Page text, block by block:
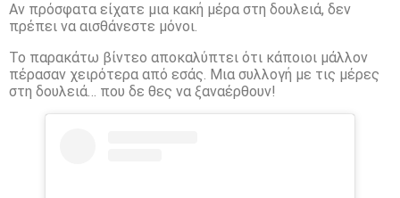
Αν πρόσφατα είχατε μια κακή μέρα στη δουλειά, δεν
πρέπει να αισθάνεστε μόνοι.
Το παρακάτω βίντεο αποκαλύπτει ότι κάποιοι μάλλον
πέρασαν χειρότερα από εσάς. Μια συλλογή με τις μέρες
στη δουλειά… που δε θες να ξαναέρθουν!